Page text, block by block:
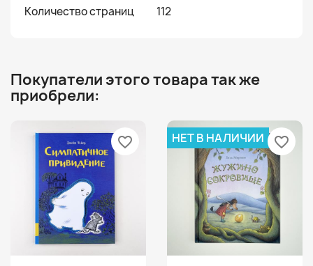
Количество страниц
112
Покупатели этого товара так же
приобрели:
favorite_border НЕТ В НАЛИЧИИ favorite_border